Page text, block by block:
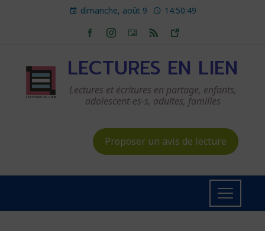
dimanche, août 9 14:50:50
LECTURES EN LIEN
Lectures et écritures en partage, enfants,
adolescent-es-s, adultes, familles
Proposer un avis de lecture